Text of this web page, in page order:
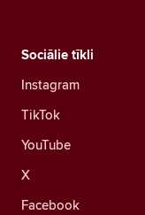
Sociālie tīkli
Instagram
TikTok
YouTube
X
Facebook